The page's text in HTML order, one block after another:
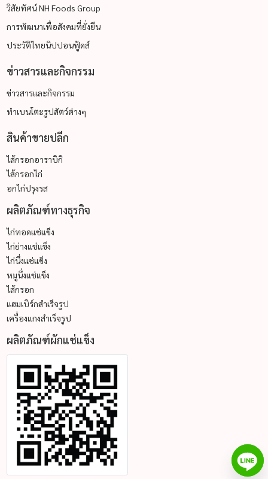
วิสัยทัศน์ NH Foods Group
การพัฒนาเพื่อสังคมที่ยั่งยืน
ประวัติไทยนิปปอนฟู้ดส์
ข่าวสารและกิจกรรม
ข่าวสารและกิจกรรม
ทำเบนโตะรูปสัตว์ต่างๆ
สินค้าขายปลีก
ไส้กรอกอาราบิกิ
ไส้กรอกไก่
อกไก่ปรุงรส
ผลิตภัณฑ์ทางธุรกิจ
ไก่ทอดแช่แข็ง
ไก่ย่างแช่แข็ง
ไก่นึ่งแช่แข็ง
หมูนึ่งแช่แข็ง
ไส้กรอก
แฮมเบิร์กสำเร็จรูป
เครื่องแกงสำเร็จรูป
ผลิตภัณฑ์ผักแช่แข็ง